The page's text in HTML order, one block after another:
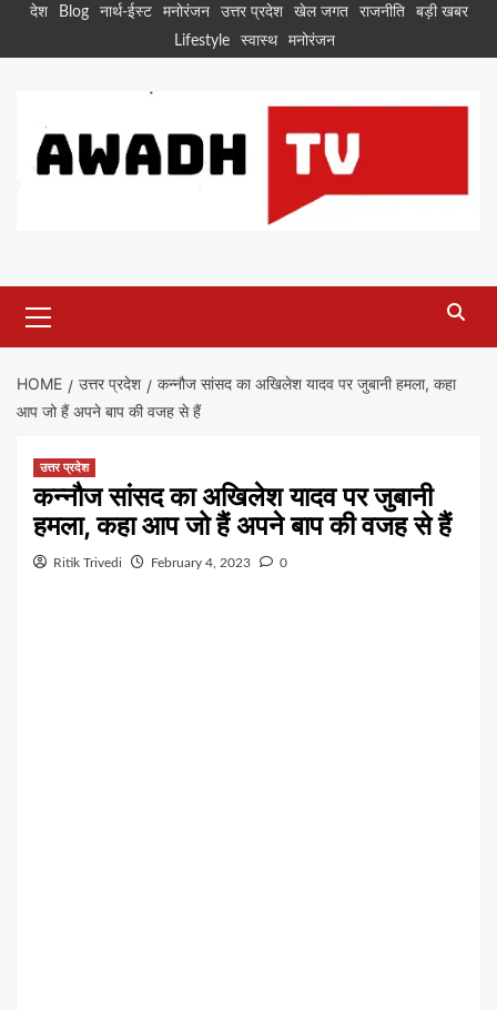
Skipदेश Blog नार्थ-ईस्ट मनोरंजन उत्तर प्रदेश खेल जगत राजनीति
बड़ी खबर
Lifestyle
स्वास्थ मनोरंजन
Menu
HOME उत्तर प्रदेश
कन्नौज सांसद का अखिलेश यादव पर जुबानी हमला, कहा
आप जो हैं अपने बाप की वजह से हैं
उत्तर प्रदेश
कन्नौज सांसद का अखिलेश यादव पर जुबानी
हमला, कहा आप जो हैं अपने बाप की वजह से हैं
Ritik Trivedi February 4, 2023 0